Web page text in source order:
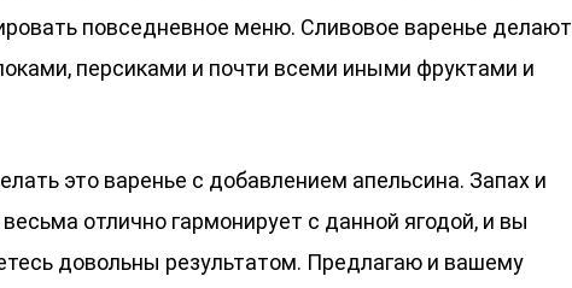
повседневное меню. Сливовое варенье делают
персиками и почти всеми иными фруктами и
это варенье с добавлением апельсина. Запах и
отлично гармонирует с данной ягодой, и вы
довольны результатом. Предлагаю и вашему